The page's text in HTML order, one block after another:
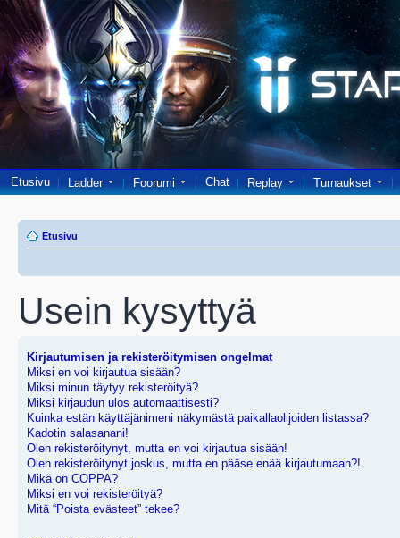
Etusivu Ladder Foorumi Chat Replay Turnaukset
Etusivu
Usein kysyttyä
Kirjautumisen ja rekisteröitymisen ongelmat
Miksi en voi kirjautua sisään?
Miksi minun täytyy rekisteröityä?
Miksi kirjaudun ulos automaattisesti?
Kuinka estän käyttäjänimeni näkymästä paikallaolijoiden listassa?
Kadotin salasanani!
Olen rekisteröitynyt, mutta en voi kirjautua sisään!
Olen rekisteröitynyt joskus, mutta en pääse enää kirjautumaan?!
Mikä on COPPA?
Miksi en voi rekisteröityä?
Mitä “Poista evästeet” tekee?